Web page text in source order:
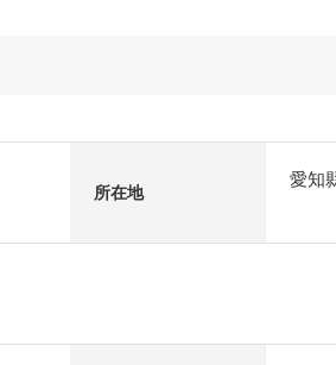
所在地
愛知